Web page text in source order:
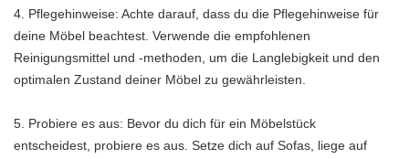
4. Pflegehinweise: Achte darauf, dass du die Pflegehinweise für
deine Möbel beachtest. Verwende die empfohlenen
Reinigungsmittel und -methoden, um die Langlebigkeit und den
optimalen Zustand deiner Möbel zu gewährleisten.
5. Probiere es aus: Bevor du dich für ein Möbelstück
entscheidest, probiere es aus. Setze dich auf Sofas, liege auf